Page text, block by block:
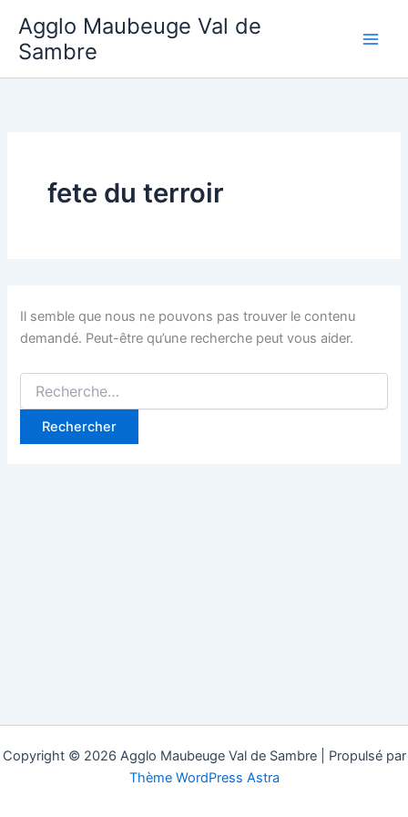
contenu
Agglo Maubeuge Val de
Sambre
fete du terroir
Il semble que nous ne pouvons pas trouver le contenu
demandé. Peut-être qu’une recherche peut vous aider.
Rechercher :
Copyright © 2026 Agglo Maubeuge Val de Sambre | Propulsé par
Thème WordPress Astra